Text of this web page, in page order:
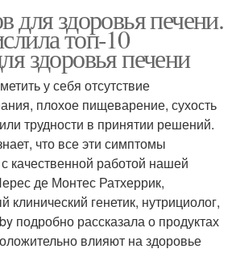
для здоровья печени.
топ-10
здоровья печени
у себя отсутствие
плохое пищеварение, сухость
трудности в принятии решений.
что все эти симптомы
качественной работой нашей
де Монтес Ратхеррик,
генетик, нутрициолог,
подробно рассказала о продуктах
влияют на здоровье